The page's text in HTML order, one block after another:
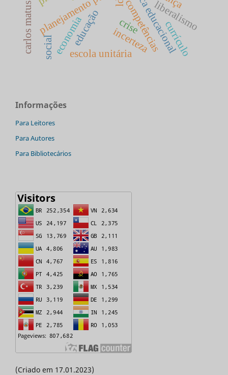
competências
educação
carlos matus incerteza
crise liberalismo
economia
social escola unitária currículo
Informações
Para Leitores
Para Autores
Para Bibliotecários
(Criado em 17.01.2023)